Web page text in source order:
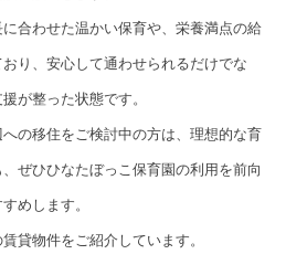
合わせた温かい保育や、栄養満点の給
り、安心して通わせられるだけでな
が整った状態です。
の移住をご検討中の方は、理想的な育
ぜひひなたぼっこ保育園の利用を前向
めします。
貸物件をご紹介しています。